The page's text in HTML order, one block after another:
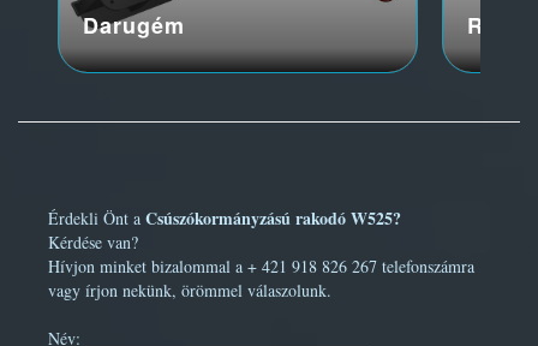
Darugém
Érdekli Önt a Csúszókormányzású rakodó W525?
Kérdése van?
Hívjon minket bizalommal a + 421 918 826 267 telefonszámra
vagy írjon nekünk, örömmel válaszolunk.
Név: